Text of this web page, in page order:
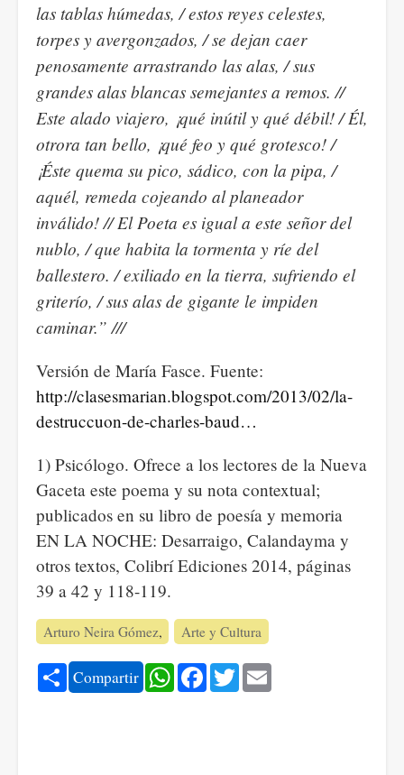
las tablas húmedas, / estos reyes celestes,
torpes y avergonzados, / se dejan caer
penosamente arrastrando las alas, / sus
grandes alas blancas semejantes a remos. //
Este alado viajero, ¡qué inútil y qué débil! / Él,
otrora tan bello, ¡qué feo y qué grotesco! /
¡Éste quema su pico, sádico, con la pipa, /
aquél, remeda cojeando al planeador
inválido! // El Poeta es igual a este señor del
nublo, / que habita la tormenta y ríe del
ballestero. / exiliado en la tierra, sufriendo el
griterío, / sus alas de gigante le impiden
caminar.” ///
Versión de María Fasce. Fuente:
http://clasesmarian.blogspot.com/2013/02/la-
destruccuon-de-charles-baud…
1) Psicólogo. Ofrece a los lectores de la Nueva
Gaceta este poema y su nota contextual;
publicados en su libro de poesía y memoria
EN LA NOCHE: Desarraigo, Calandayma y
otros textos, Colibrí Ediciones 2014, páginas
39 a 42 y 118-119.
Arturo Neira Gómez Arte y Cultura
Share
Compartir WhatsApp
Facebook
Twitter